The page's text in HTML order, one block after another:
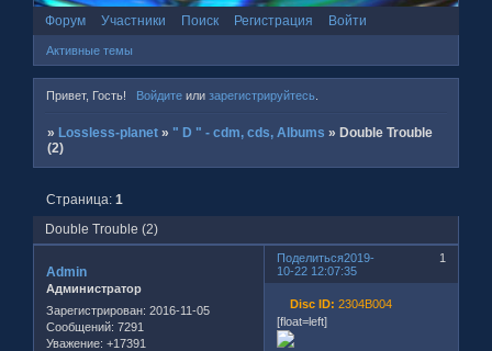
Форум Участники Поиск Регистрация Войти
Активные темы
Привет, Гость! Войдитеили зарегистрируйтесь.
» Lossless-planet » " D " - cdm, cds, Albums » Double Trouble
(2)
Double Trouble (2)
Страница:1
Поделиться 1
2019-
10-22 12:07:35
Admin
Администратор
Зарегистрирован: 2016-11-05
Сообщений: 7291
Уважение: +17391
Disc ID: 2304B004
[float=left]